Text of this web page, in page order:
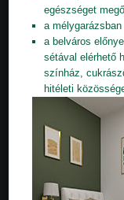
egészséget
a
a belváros
sétával elérhető
színház,
hitéleti